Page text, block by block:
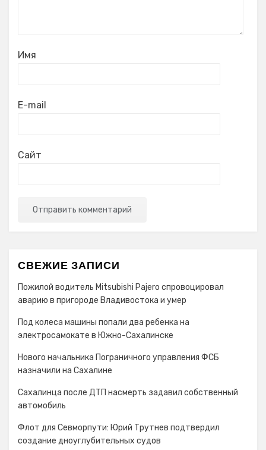
Имя
E-mail
Сайт
СВЕЖИЕ ЗАПИСИ
Пожилой водитель Mitsubishi Pajero спровоцировал
аварию в пригороде Владивостока и умер
Под колеса машины попали два ребенка на
электросамокате в Южно-Сахалинске
Нового начальника Пограничного управления ФСБ
назначили на Сахалине
Сахалинца после ДТП насмерть задавил собственный
автомобиль
Флот для Севморпути: Юрий Трутнев подтвердил
создание дноуглубительных судов